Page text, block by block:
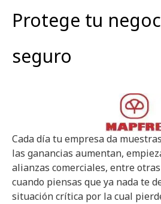
Protege tu
seguro
Cada día tu empresa da
las ganancias aumentan,
alianzas comerciales, entre
cuando piensas que ya nada te
situación crítica por la cual